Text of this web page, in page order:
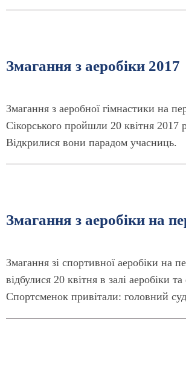
Змагання з аеробіки 2017
Змагання з аеробної гімнастики на
Сікорського пройшли 20 квітня 2017
Відкрилися вони парадом учасниць.
Змагання з аеробіки на
Змагання зі спортивної аеробіки
відбулися 20 квітня в залі
Спортсменок привітали: головний